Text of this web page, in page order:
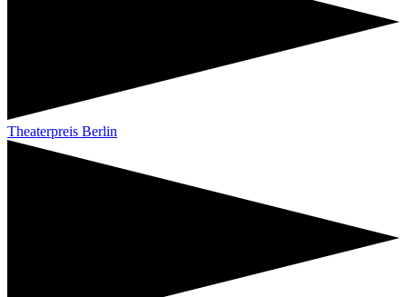
Theaterpreis Berlin